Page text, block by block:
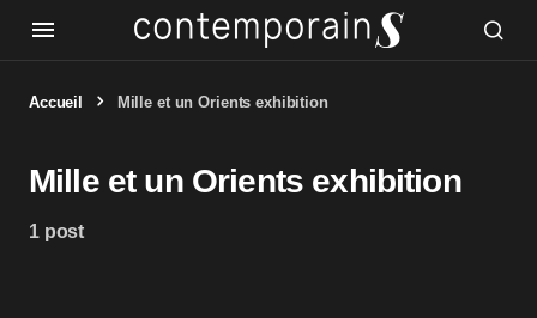
Accueil Mille et un Orients exhibition
Mille et un Orients exhibition
1 post